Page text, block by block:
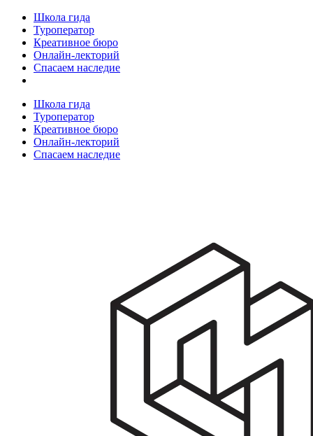
Школа гида
Туроператор
Креативное бюро
Онлайн-лекторий
Спасаем наследие
Школа гида
Туроператор
Креативное бюро
Онлайн-лекторий
Спасаем наследие